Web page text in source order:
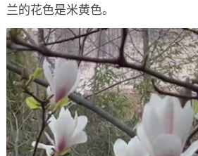
兰的花色是米黄色。